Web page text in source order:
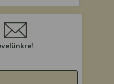
kistraktor
Iseki TA262F japán
kistraktor
Iseki TA263F japán
kistraktor
kistraktor